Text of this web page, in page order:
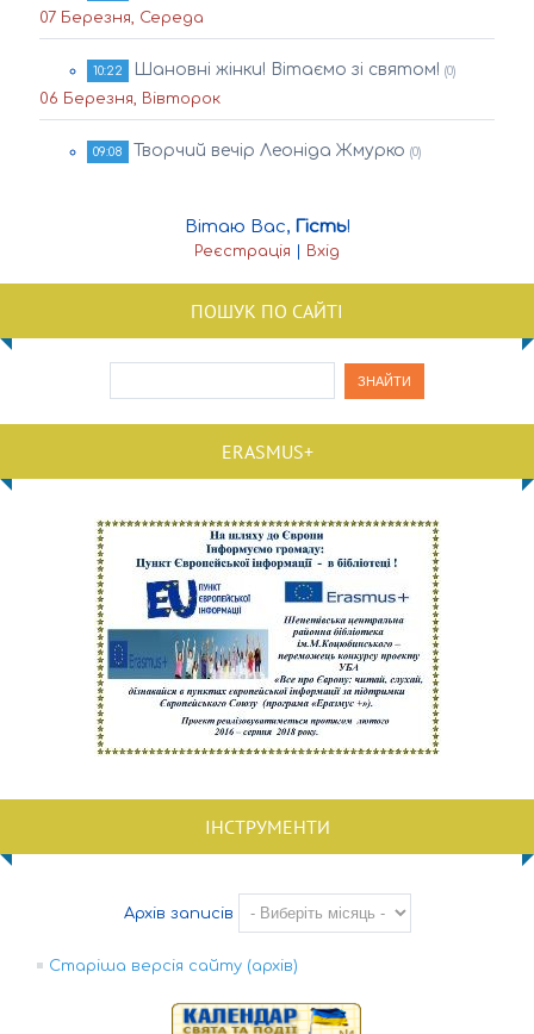
07 Березня, Середа
10:22 Шановні жінки! Вітаємо зі святом! (0)
06 Березня, Вівторок
09:08 Творчий вечір Леоніда Жмурко (0)
Вітаю Вас, Гість!
Реєстрація Вхід
ПОШУК ПО САЙТІ
ERASMUS+
ІНСТРУМЕНТИ
Архів записів
Старіша версія сайту (архів)